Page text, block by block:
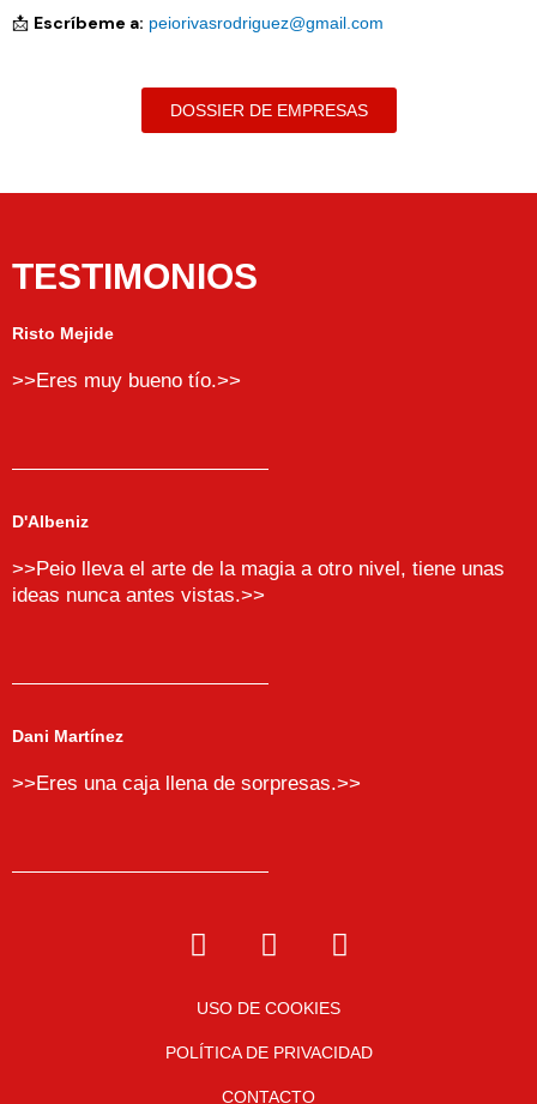
📩 Escríbeme a: peiorivasrodriguez@gmail.com
DOSSIER DE EMPRESAS
TESTIMONIOS
Risto Mejide
>>Eres muy bueno tío.>>
D'Albeniz
>>Peio lleva el arte de la magia a otro nivel, tiene unas
ideas nunca antes vistas.>>
Dani Martínez
>>Eres una caja llena de sorpresas.>>
I
n
t
a
F
a
e
b
Y
o
t
u
USO DE COOKIES
POLÍTICA DE PRIVACIDAD
CONTACTO